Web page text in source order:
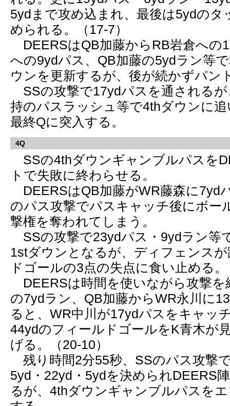
5ydまで攻め込まれ、最後は5ydのタ
められる。（17-7）
DEERSはQB加藤からRB岩倉への
への9ydパス、QB加藤の5ydラン等
ウンを更新するが、後が続かずパン
SSの攻撃で17ydパスを通されるが
持のパスラッシュ等で4thダウンに
最終Qに突入する。
4Q
SSの4thダウンギャンブルパスを
トで失敗に終わらせる。
DEERSはQB加藤がWR藤森に7yd
のパス攻撃でパスキャッチ後にボー
撃権を奪われてしまう。
SSの攻撃で23ydパス・9ydラン等
1stダウンとなるが、ディフェンス
ドゴールの3点の失点に食い止める
DEERSは時間を使いながら攻撃を
の7ydラン、QB加藤からWR永川に
ると、WR中川が17ydパスをキャッ
44ydのフィールドゴールをK青木が
げる。（20-10）
残り時間2分55秒、SSのパス攻撃
5yd・22yd・5ydを決められDEERS
るが、4thダウンギャンブルパスを